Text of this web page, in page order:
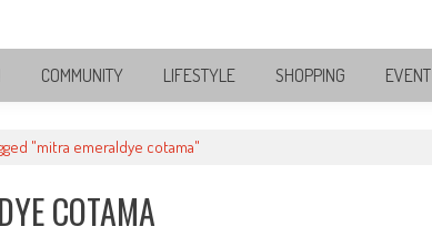
COMMUNITY LIFESTYLE SHOPPING EVENT
"mitra emeraldye cotama"
COTAMA